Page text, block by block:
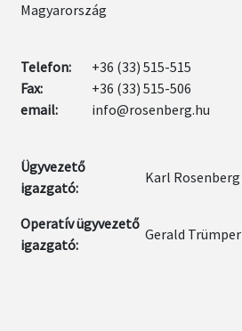
Magyarország
Telefon:
+36 (33) 515-515
Fax:
+36 (33) 515-506
email:
info@rosenberg.hu
Ügyvezető
igazgató:
Karl Rosenberg
Operatív ügyvezető
igazgató:
Gerald Trümper